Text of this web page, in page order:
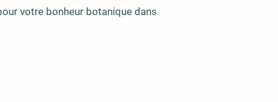
votre bonheur botanique dans